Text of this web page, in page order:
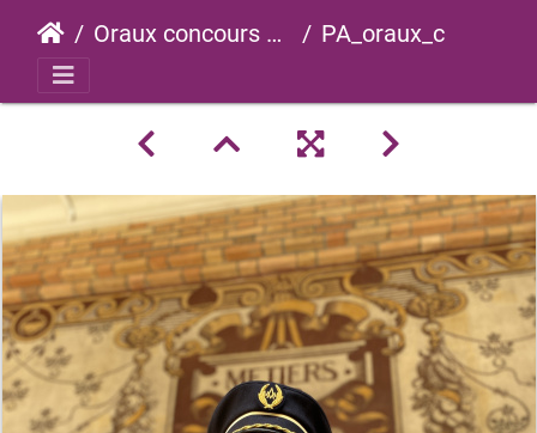
Oraux concours 2023 PA_oraux_concours_2023_0019